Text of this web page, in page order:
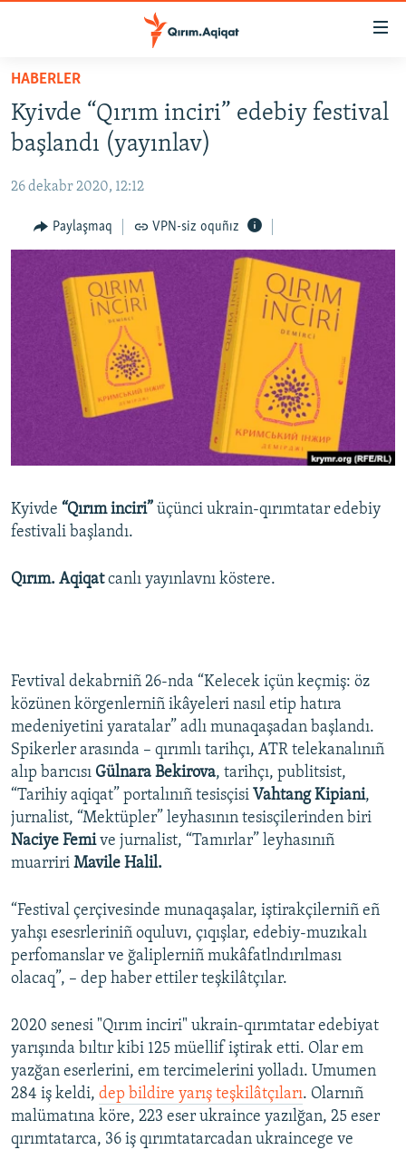
Esas
qaytmaq
Baş
navigatsiyağa
qaytmaq
qaytmaq
HABERLER
SİYASET
İQTİSADİYAT
CEMİYET
MEDENİYET
BLOGLAR
Українською
QOŞULIÑIZ!
HABERLER
Kyivde “Qırım inciri” edebiy festival
başlandı (yayınlav)
26 dekabr 2020, 12:12
Paylaşmaq VPN-siz oquñız
Kyivde “Qırım inciri” üçünci ukrain-qırımtatar edebiy
festivali başlandı.
Qırım. Aqiqatcanlı yayınlavnı köstere.
Fevtival dekabrniñ 26-nda “Kelecek içün keçmiş: öz
közünen körgenlerniñ ikâyeleri nasıl etip hatıra
medeniyetini yaratalar” adlı munaqaşadan başlandı.
Spikerler arasında – qırımlı tarihçı, ATR telekanalınıñ
alıp barıcısı Gülnara Bekirova, tarihçı, publitsist,
“Tarihiy aqiqat” portalınıñ tesisçisi Vahtang Kipiani,
jurnalist, “Mektüpler” leyhasının tesisçilerinden biri
Naciye Femive jurnalist, “Tamırlar” leyhasınıñ
muarriri Mavile Halil.
“Festival çerçivesinde munaqaşalar, iştirakçilerniñ eñ
yahşı esesrleriniñ oquluvı, çıqışlar, edebiy-muzıkalı
perfomanslar ve ğaliplerniñ mukâfatlndırılması
olacaq”, – dep haber ettiler teşkilâtçılar.
2020 senesi "Qırım inciri" ukrain-qırımtatar edebiyat
yarışında bıltır kibi 125 müellif iştirak etti. Olar em
yazğan eserlerini, em tercimelerini yolladı. Umumen
284 iş keldi, dep bildire yarış teşkilâtçıları. Olarnıñ
malümatına köre, 223 eser ukraince yazılğan, 25 eser
qırımtatarca, 36 iş qırımtatarcadan ukraincege ve